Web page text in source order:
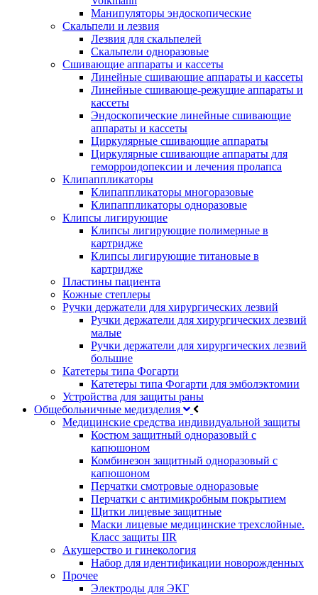
Манипуляторы эндоскопические
Скальпели и лезвия
Лезвия для скальпелей
Скальпели одноразовые
Сшивающие аппараты и кассеты
Линейные сшивающие аппараты и кассеты
Линейные сшивающе-режущие аппараты и
кассеты
Эндоскопические линейные сшивающие
аппараты и кассеты
Циркулярные сшивающие аппараты
Циркулярные сшивающие аппараты для
геморроидопексии и лечения пролапса
Клипаппликаторы
Клипаппликаторы многоразовые
Клипаппликаторы одноразовые
Клипсы лигирующие
Клипсы лигирующие полимерные в
картридже
Клипсы лигирующие титановые в
картридже
Пластины пациента
Кожные степлеры
Ручки держатели для хирургических лезвий
Ручки держатели для хирургических лезвий
малые
Ручки держатели для хирургических лезвий
большие
Катетеры типа Фогарти
Катетеры типа Фогарти для эмболэктомии
Устройства для защиты раны
Общебольничные медизделия
Медицинские средства индивидуальной защиты
Костюм защитный одноразовый с
капюшоном
Комбинезон защитный одноразовый с
капюшоном
Перчатки смотровые одноразовые
Перчатки с антимикробным покрытием
Щитки лицевые защитные
Маски лицевые медицинские трехслойные.
Класс защиты IIR
Акушерство и гинекология
Набор для идентификации новорожденных
Прочее
Электроды для ЭКГ